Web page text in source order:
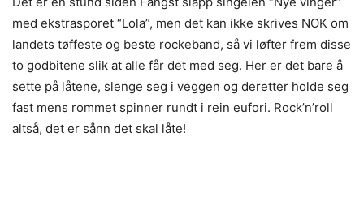
med ekstrasporet “Lola”, men det kan ikke skrives NOK om
landets tøffeste og beste rockeband, så vi løfter frem disse
to godbitene slik at alle får det med seg. Her er det bare å
sette på låtene, slenge seg i veggen og deretter holde seg
fast mens rommet spinner rundt i rein eufori. Rock’n’roll
altså, det er sånn det skal låte!